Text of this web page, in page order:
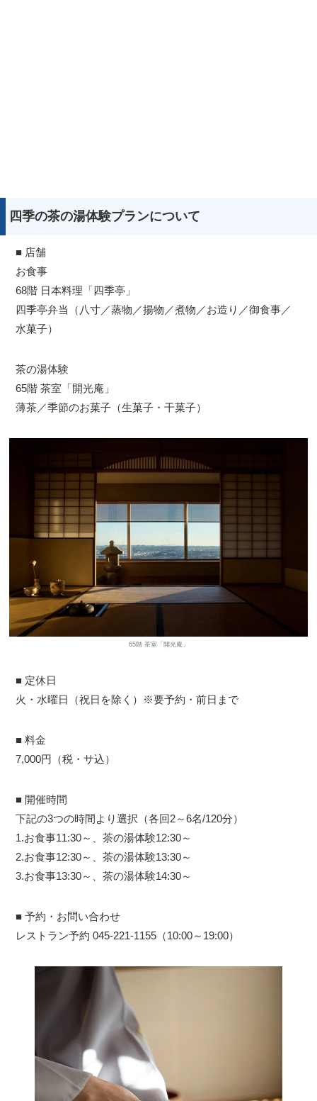
四季の茶の湯体験プランについて
■ 店舗
お食事
68階 日本料理「四季亭」
四季亭弁当（八寸／蒸物／揚物／煮物／お造り／御食事／
水菓子）
茶の湯体験
65階 茶室「開光庵」
薄茶／季節のお菓子（生菓子・干菓子）
65階 茶室「開光庵」
■ 定休日
火・水曜日（祝日を除く）※要予約・前日まで
■ 料金
7,000円（税・サ込）
■ 開催時間
下記の3つの時間より選択（各回2～6名/120分）
1.お食事11:30～、茶の湯体験12:30～
2.お食事12:30～、茶の湯体験13:30～
3.お食事13:30～、茶の湯体験14:30～
■ 予約・お問い合わせ
レストラン予約 045-221-1155（10:00～19:00）